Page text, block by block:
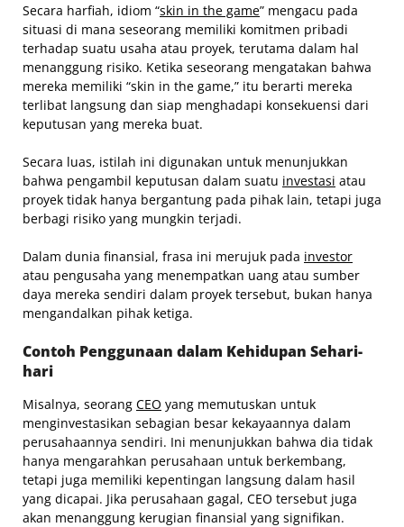
Secara harfiah, idiom “skin in the game” mengacu pada
situasi di mana seseorang memiliki komitmen pribadi
terhadap suatu usaha atau proyek, terutama dalam hal
menanggung risiko. Ketika seseorang mengatakan bahwa
mereka memiliki “skin in the game,” itu berarti mereka
terlibat langsung dan siap menghadapi konsekuensi dari
keputusan yang mereka buat.
Secara luas, istilah ini digunakan untuk menunjukkan
bahwa pengambil keputusan dalam suatu investasi atau
proyek tidak hanya bergantung pada pihak lain, tetapi juga
berbagi risiko yang mungkin terjadi.
Dalam dunia finansial, frasa ini merujuk pada investor
atau pengusaha yang menempatkan uang atau sumber
daya mereka sendiri dalam proyek tersebut, bukan hanya
mengandalkan pihak ketiga.
Contoh Penggunaan dalam Kehidupan Sehari-
hari
Misalnya, seorang CEO yang memutuskan untuk
menginvestasikan sebagian besar kekayaannya dalam
perusahaannya sendiri. Ini menunjukkan bahwa dia tidak
hanya mengarahkan perusahaan untuk berkembang,
tetapi juga memiliki kepentingan langsung dalam hasil
yang dicapai. Jika perusahaan gagal, CEO tersebut juga
akan menanggung kerugian finansial yang signifikan.